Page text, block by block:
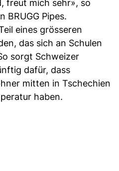
freut mich sehr», so
BRUGG Pipes.
eines grösseren
das sich an Schulen
sorgt Schweizer
dafür, dass
mitten in Tschechien
haben.